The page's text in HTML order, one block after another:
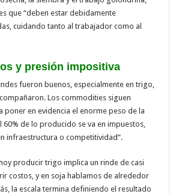
que “deben estar debidamente
cuidando tanto al trabajador como al
y presión impositiva
fueron buenos, especialmente en trigo,
Los commodities siguen
poner en evidencia el enorme peso de la
de lo producido se va en impuestos,
infraestructura o competitividad”.
producir trigo implica un rinde de casi
costos, y en soja hablamos de alrededor
la escala termina definiendo el resultado